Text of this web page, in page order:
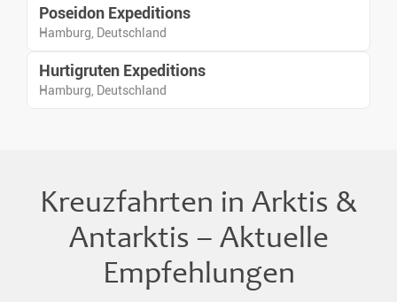
Poseidon Expeditions
Hamburg, Deutschland
Hurtigruten Expeditions
Hamburg, Deutschland
Kreuzfahrten in Arktis &
Antarktis – Aktuelle
Empfehlungen